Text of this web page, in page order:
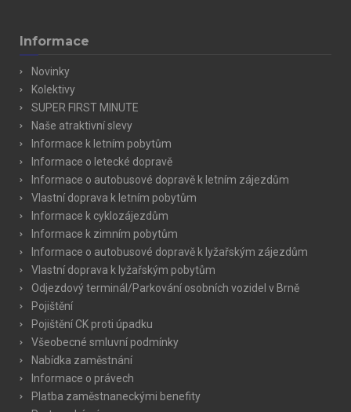
Informace
Novinky
Kolektivy
SUPER FIRST MINUTE
Naše atraktivní slevy
Informace k letním pobytům
Informace o letecké dopravě
Informace o autobusové dopravě k letním zájezdům
Vlastní doprava k letním pobytům
Informace k cyklozájezdům
Informace k zimním pobytům
Informace o autobusové dopravě k lyžařským zájezdům
Vlastní doprava k lyžařským pobytům
Odjezdový terminál/Parkování osobních vozidel v Brně
Pojištění
Pojištění CK proti úpadku
Všeobecné smluvní podmínky
Nabídka zaměstnání
Informace o právech
Platba zaměstnaneckými benefity